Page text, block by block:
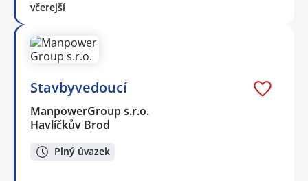
včerejší
Stavbyvedoucí
ManpowerGroup s.r.o.
Havlíčkův Brod
Plný úvazek